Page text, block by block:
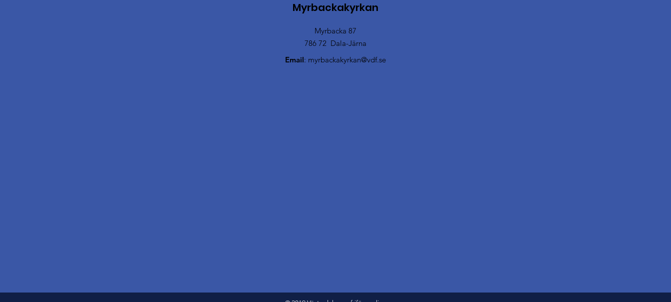
Myrbackakyrkan
Email: myrbackakyrkan@vdf.se
Myrbacka 87
786 72 Dala-Järna